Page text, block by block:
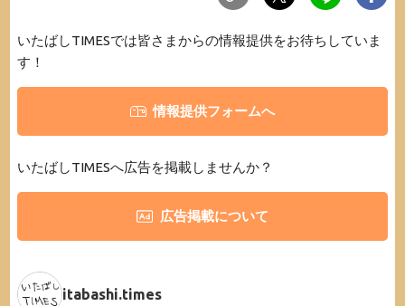
いたばしTIMESでは皆さまからの情報提供をお待ちしていま
す！
情報提供フォームへ
いたばしTIMESへ広告を掲載しませんか？
広告掲載について
itabashi.times